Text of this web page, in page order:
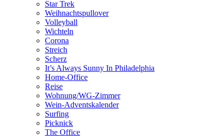
Star Trek
Weihnachtspullover
Volleyball
Wichteln
Corona
Streich
Scherz
It’s Always Sunny In Philadelphia
Home-Office
Reise
Wohnung/WG-Zimmer
Wein-Adventskalender
Surfing
Picknick
The Office